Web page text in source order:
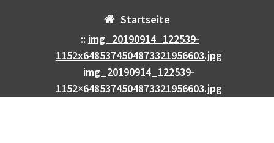
Startseite
:: img_20190914_122539-
1152x6485374504873321956603.jpg
img_20190914_122539-
1152×6485374504873321956603.jpg